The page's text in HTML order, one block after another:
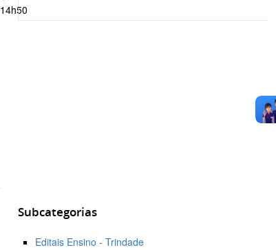
14h50
Subcategorias
Editais Ensino - Trindade